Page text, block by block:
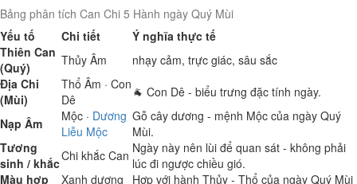
Bảng phân tích Can Chi 5 Hành ngày Quý Mùi
Yếu tố
Chi tiết
Ý nghĩa thực tế
Thiên Can
(Quý)
Thủy Âm
nhạy cảm, trực giác, sâu sắc
Địa Chi
(Mùi)
Thổ Âm · Con
Dê
🐐 Con Dê - biểu trưng đặc tính ngày.
Nạp Âm
Mộc · Dương
Liễu Mộc
Gỗ cây dương - mệnh Mộc của ngày Quý
Mùi.
Tương
sinh / khắcChi khắc Can Ngày này nên lùi để quan sát - không phải
lúc đi ngược chiều gió.
Màu hợp
Xanh dương
Hợp với hành Thủy - Thổ của ngày Quý Mùi